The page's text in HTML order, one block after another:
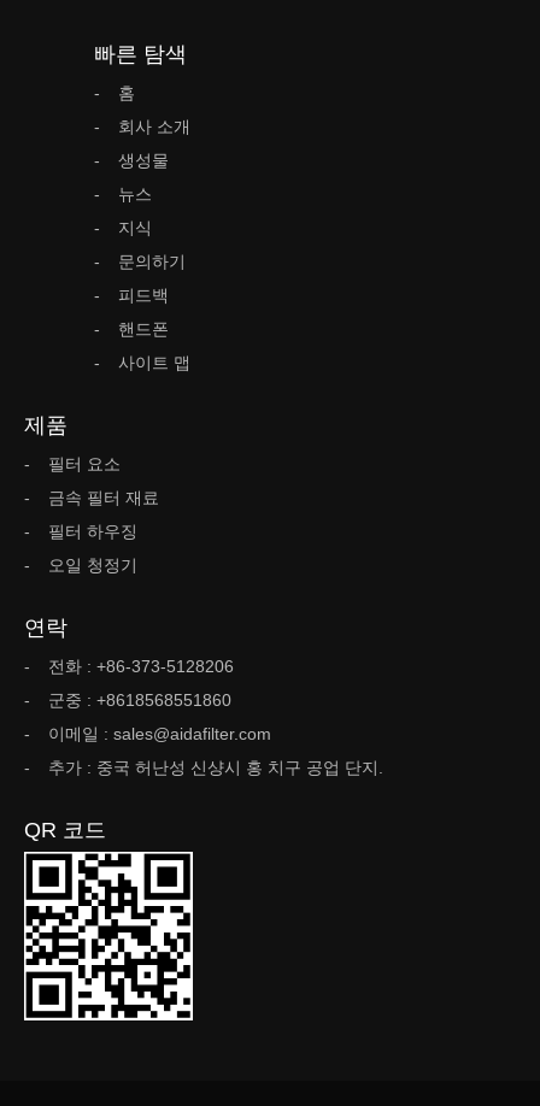
빠른 탐색
홈
회사 소개
생성물
뉴스
지식
문의하기
피드백
핸드폰
사이트 맵
제품
필터 요소
금속 필터 재료
필터 하우징
오일 청정기
연락
전화 : +86-373-5128206
군중 : +8618568551860
이메일 : sales@aidafilter.com
추가 : 중국 허난성 신샹시 홍 치구 공업 단지.
QR 코드